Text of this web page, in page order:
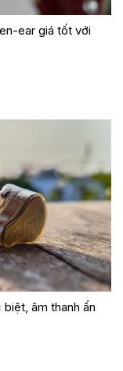
ear giá tốt với
âm thanh ấn